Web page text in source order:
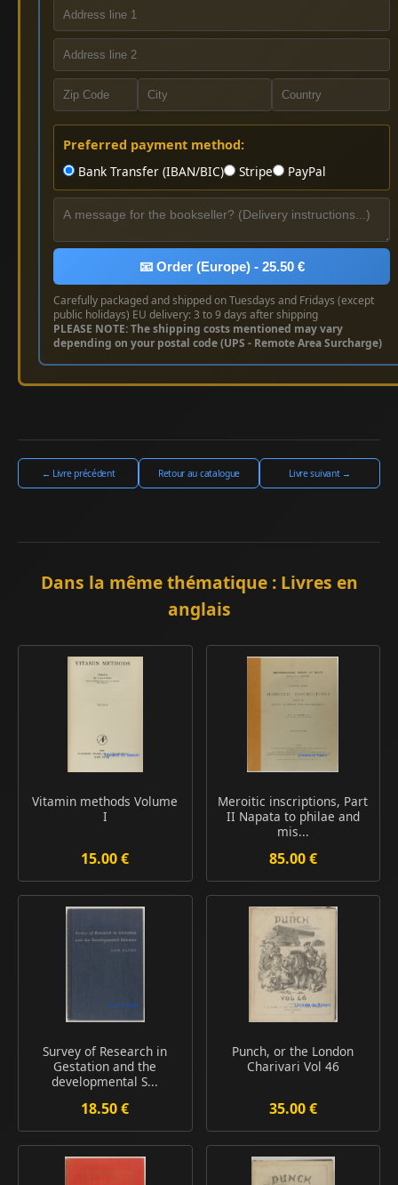
Preferred payment method:
Bank Transfer (IBAN/BIC)
Stripe PayPal
📧 Order (Europe) - 25.50 €
Carefully packaged and shipped on Tuesdays and Fridays (except
public holidays) EU delivery: 3 to 9 days after shipping
PLEASE NOTE: The shipping costs mentioned may vary
depending on your postal code (UPS - Remote Area Surcharge)
← Livre précédent Retour au catalogue Livre suivant →
Dans la même thématique : Livres en
anglais
Vitamin methods Volume
I
15.00 €
Meroitic inscriptions, Part
II Napata to philae and
mis...
85.00 €
Survey of Research in
Gestation and the
developmental S...
18.50 €
Punch, or the London
Charivari Vol 46
35.00 €